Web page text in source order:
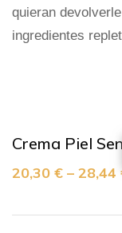
quieran
ingredientes
Crema Piel
20,30 € – 28,44